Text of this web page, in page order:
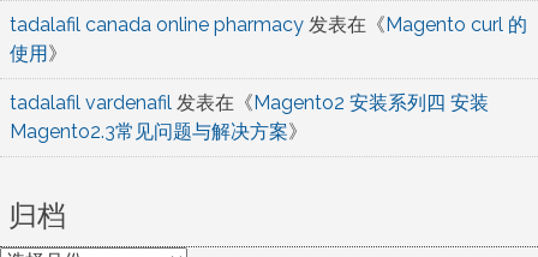
tadalafil canada online pharmacy 发表在《Magento curl 的
使用》
tadalafil vardenafil 发表在《Magento2 安装系列四 安装
Magento2.3常见问题与解决方案》
归档